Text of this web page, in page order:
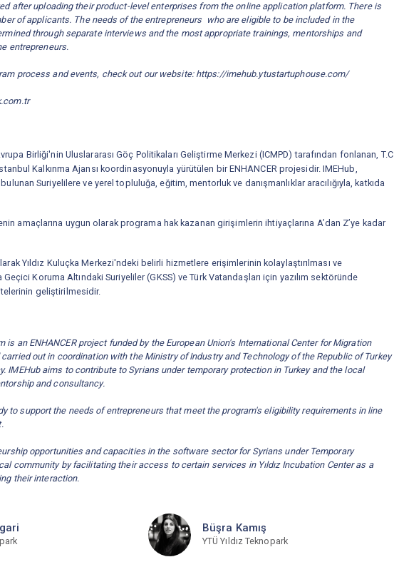
after uploading their product-level enterprises from the online application platform. There is
of applicants. The needs of the entrepreneurs who are eligible to be included in the
through separate interviews and the most appropriate trainings, mentorships and
entrepreneurs.
process and events, check out our website: https://imehub.ytustartuphouse.com/
Birliği'nin Uluslararası Göç Politikaları Geliştirme Merkezi (ICMPD) tarafından fonlanan, T.C
Kalkınma Ajansı koordinasyonuyla yürütülen bir ENHANCER projesidir. IMEHub,
Suriyelilere ve yerel topluluğa, eğitim, mentorluk ve danışmanlıklar aracılığıyla, katkıda
amaçlarına uygun olarak programa hak kazanan girişimlerin ihtiyaçlarına A’dan Z’ye kadar
Yıldız Kuluçka Merkezi'ndeki belirli hizmetlere erişimlerinin kolaylaştırılması ve
Koruma Altındaki Suriyeliler (GKSS) ve Türk Vatandaşları için yazılım sektöründe
geliştirilmesidir.
is an ENHANCER project funded by the European Union's International Center for Migration
out in coordination with the Ministry of Industry and Technology of the Republic of Turkey
IMEHub aims to contribute to Syrians under temporary protection in Turkey and the local
and consultancy.
to support the needs of entrepreneurs that meet the program's eligibility requirements in line
opportunities and capacities in the software sector for Syrians under Temporary
community by facilitating their access to certain services in Yıldız Incubation Center as a
their interaction.
Büşra Kamış
YTÜ Yıldız Teknopark